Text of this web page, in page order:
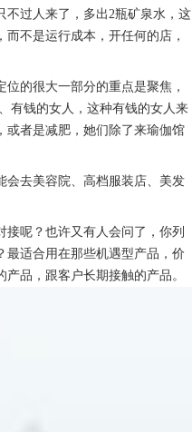
不过人来了，多出2瓶矿泉水，这
不是运行成本，开任何的店，
的很大一部分的重点是聚焦，
有钱的女人，这种有钱的女人来
或者是减肥，她们除了来瑜伽馆
会去美容院、高档服装店、美发
呢？也许又有人会问了，你列
最适合用在那些机遇型产品，价
品，跟客户长期接触的产品。